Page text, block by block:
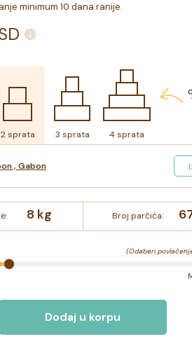
minimum 10 dana ranije.
2 sprata 3 sprata 4 sprata
, Gabon
8 kg Broj parčića:
(Odaberi
Dodaj u korpu